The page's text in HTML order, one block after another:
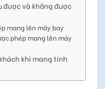
được và không được
mang lên máy bay
phép mang lên máy
khi mang tinh